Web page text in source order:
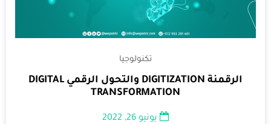
تكنولوجيا
الرقمنة DIGITIZATION والتحول الرقمي DIGITAL
TRANSFORMATION
يونيو 26, 2022